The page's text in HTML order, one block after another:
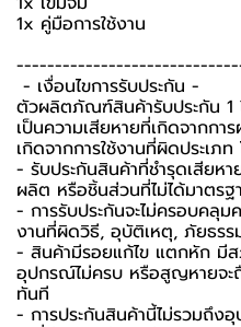
1x คู่มือการใช้งาน
-️ เงื่อนไขการรับประกัน -️
ตัวผลิตภัณฑ์สินค้ารับประกัน 1
เป็นความเสียหายที่เกิดจากกา
เกิดจากการใช้งานที่ผิดประเภ
- รับประกันสินค้าที่ชำรุดเสียห
ผลิต หรือชิ้นส่วนที่ไม่ได้มาตรฐ
- การรับประกันจะไม่ครอบคลุม
งานที่ผิดวิธี, อุบัติเหตุ, ภัยธร
- สินค้ามีรอยแก้ไข แตกหัก มี
อุปกรณ์ไม่ครบ หรือสูญหายจะ
ทันที
- การประกันสินค้านี้ไม่รวมถึ